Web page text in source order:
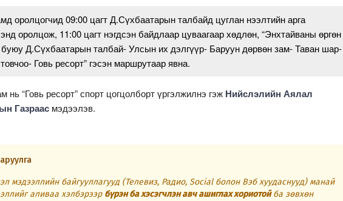
оролцогчид 09:00 цагт Д.Сүхбаатарын талбайд цуглан нээлтийн арга
оролцож, 11:00 цагт нэгдсэн байдлаар цуваагаар хөдлөн, “Энхтайваны өргөн
Д.Сүхбаатарын талбай- Улсын их дэлгүүр- Баруун дөрвөн зам- Таван шар-
Говь ресорт” гэсэн маршрутаар явна.
нь “Говь ресорт” спорт цогцолборт үргэлжилнэ гэж Нийслэлийн Аялал
Газраас мэдээлэв.
мэдээллийн байгууллагууд (Телевиз, Радио, Social болон Вэб хуудаснууд) манай
аливаа хэлбэрээр бүрэн ба хэсэгчлэн авч ашиглах хориотойба зөвхөн